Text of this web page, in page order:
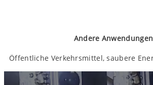
Andere Anwendungen
Öffentliche Verkehrsmittel, saubere